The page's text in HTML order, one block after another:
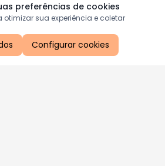
preferências de cookies
otimizar sua experiência e coletar
Configurar cookies